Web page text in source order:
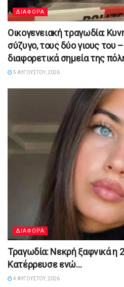
ΔΙΑΦΟΡΑ
Οικογενειακή τραγωδία:
σύζυγο, τους δύο γιους του
διαφορετικά σημεία της
5 ΑΥΓΟΎΣΤΟΥ, 2026
ΔΙΑΦΟΡΑ
Τραγωδία: Νεκρή ξαφνικά η
Κατέρρευσε ενώ…
4 ΑΥΓΟΎΣΤΟΥ, 2026